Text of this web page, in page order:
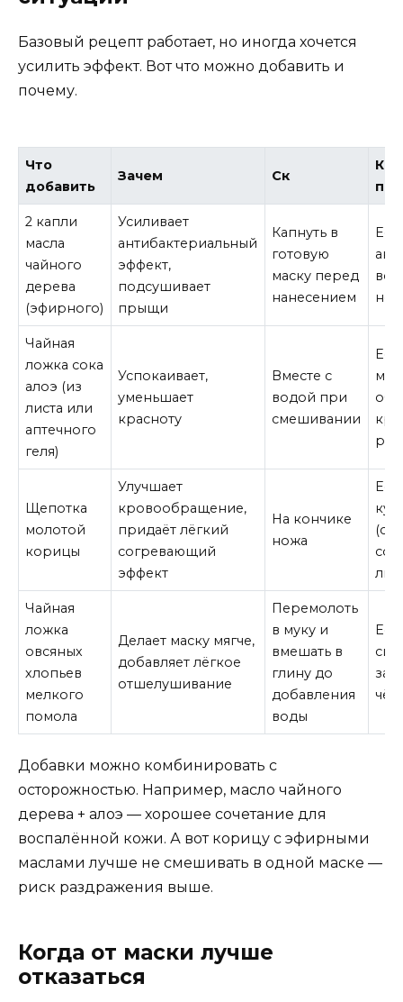
Базовый рецепт работает, но иногда хочется
усилить эффект. Вот что можно добавить и
почему.
Что
добавить
Зачем Ск
2 капли
масла
чайного
дерева
(эфирного)
Усиливает
антибактериальный
эффект,
подсушивает
прыщи
Капнуть в
готовую
маску перед
нанесением
не
Чайная
ложка сока
алоэ (из
листа или
аптечного
геля)
Успокаивает,
уменьшает
красноту
Вместе с
водой при
смешивании
Щепотка
молотой
корицы
Улучшает
кровообращение,
придаёт лёгкий
согревающий
эффект
На кончике
ножа
Чайная
ложка
овсяных
хлопьев
мелкого
помола
Делает маску мягче,
добавляет лёгкое
отшелушивание
Перемолоть
в муку и
вмешать в
глину до
добавления
воды
Добавки можно комбинировать с
осторожностью. Например, масло чайного
дерева + алоэ — хорошее сочетание для
воспалённой кожи. А вот корицу с эфирными
маслами лучше не смешивать в одной маске —
риск раздражения выше.
Когда от маски лучше
отказаться